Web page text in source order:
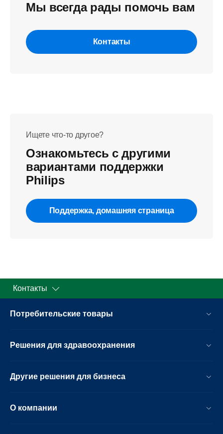
Мы всегда рады помочь вам
Контакты
Ищете что-то другое?
Ознакомьтесь с другими
вариантами поддержки
Philips
Поддержка, домашняя страница
Контакты
Потребительские товары
Решения для здравоохранения
Другие решения для бизнеса
О компании